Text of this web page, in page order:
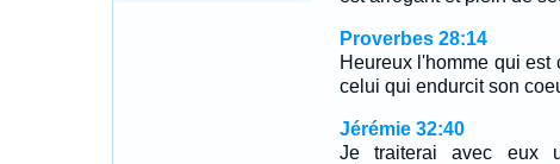
Proverbes 28:14
Heureux l'homme qui
celui qui endurcit son
Jérémie 32:40
Je traiterai avec eux